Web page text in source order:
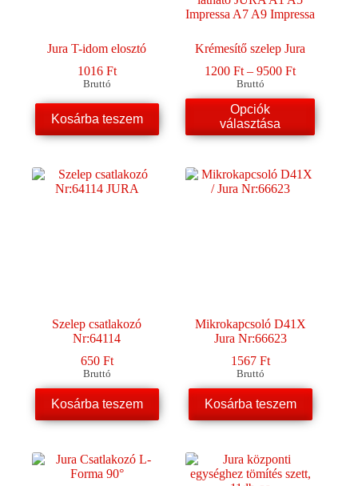
Jura T-idom elosztó
1016 Ft
Bruttó
Kosárba teszem
Krémesítő szelep Jura
1200Ft – 9500Ft
-
Bruttó
Opciók
választása
Ennek
a
terméknek
van.
A
Szelep csatlakozó
Nr:64114
650 Ft
Bruttó
Kosárba teszem
Mikrokapcsoló D41X
Jura Nr:66623
1567 Ft
Bruttó
Kosárba teszem